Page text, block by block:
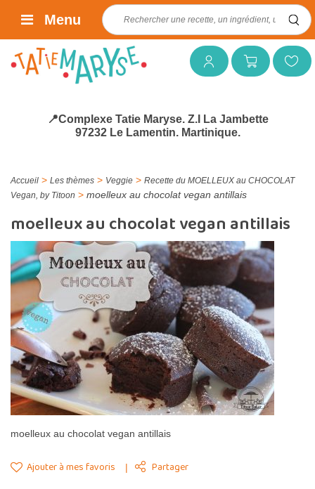
Mon compteMon panierMes favoris
Rechercher :
Menu
📍Complexe Tatie Maryse. Z.I La Jambette
97232 Le Lamentin. Martinique.
Accueil > Les thèmes > Veggie > Recette du MOELLEUX au CHOCOLAT
Vegan, by Titoon > moelleux au chocolat vegan antillais
moelleux au chocolat vegan antillais
moelleux au chocolat vegan antillais
Ajouter à mes favoris Partager